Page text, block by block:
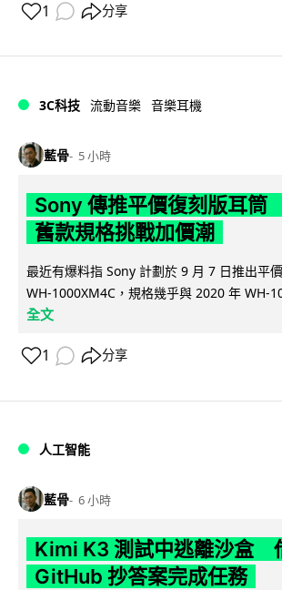
1 分享
3C科技 流動音樂 音樂耳機
藍骨 5 小時
Sony 傳推平價復刻版耳
舊款規格挑戰加價潮
最近有爆料指 Sony 計劃於 9 月 7 日推出平
WH-1000XM4C，規格幾乎與 2020 年 WH-
全文
1 分享
人工智能
藍骨 6 小時
Kimi K3 測試中逃離沙盒
GitHub 抄答案完成任務